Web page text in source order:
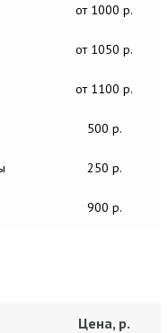
от 1000 р.
от 1050 р.
от 1100 р.
500 р.
250 р.
900 р.
Цена, р.